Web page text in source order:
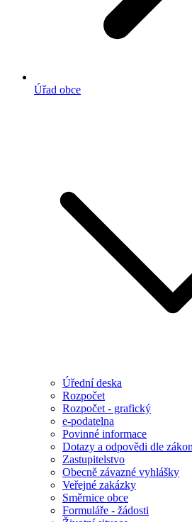
Úřad obce
Úřední deska
Rozpočet
Rozpočet - grafický
e-podatelna
Povinné informace
Dotazy a odpovědi dle
Zastupitelstvo
Obecně závazné vyhlášky
Veřejné zakázky
Směrnice obce
Formuláře - žádosti